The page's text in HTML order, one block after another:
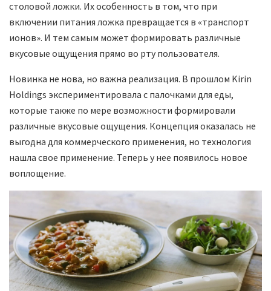
столовой ложки. Их особенность в том, что при
включении питания ложка превращается в «транспорт
ионов». И тем самым может формировать различные
вкусовые ощущения прямо во рту пользователя.
Новинка не нова, но важна реализация. В прошлом Kirin
Holdings экспериментировала с палочками для еды,
которые также по мере возможности формировали
различные вкусовые ощущения. Концепция оказалась не
выгодна для коммерческого применения, но технология
нашла свое применение. Теперь у нее появилось новое
воплощение.